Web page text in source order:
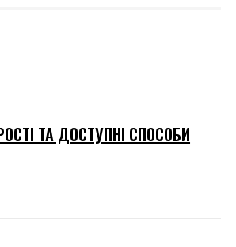
ТА ДОСТУПНІ СПОСОБИ